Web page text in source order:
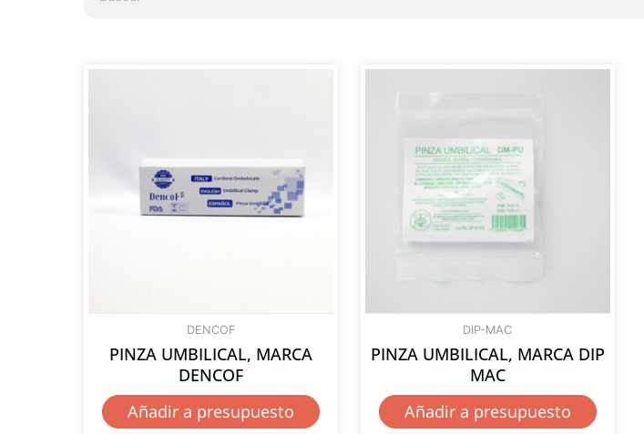
DENCOF
PINZA UMBILICAL, MARCA
DENCOF
Añadir a presupuesto
DIP-MAC
PINZA UMBILICAL, MARCA DIP
MAC
Añadir a presupuesto